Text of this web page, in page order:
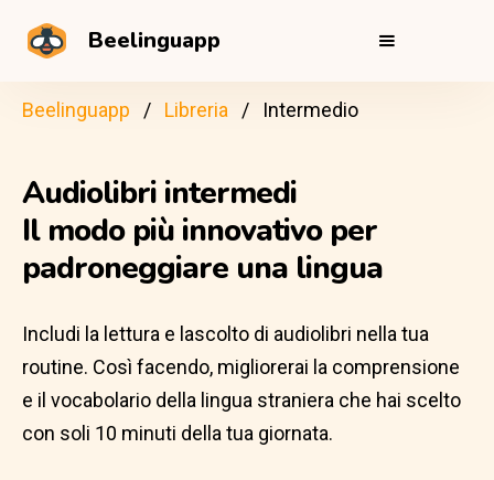
Beelinguapp
Beelinguapp Libreria Intermedio
Audiolibri intermedi
Il modo più innovativo per
padroneggiare una lingua
Includi la lettura e lascolto di audiolibri nella tua
routine. Così facendo, migliorerai la comprensione
e il vocabolario della lingua straniera che hai scelto
con soli 10 minuti della tua giornata.